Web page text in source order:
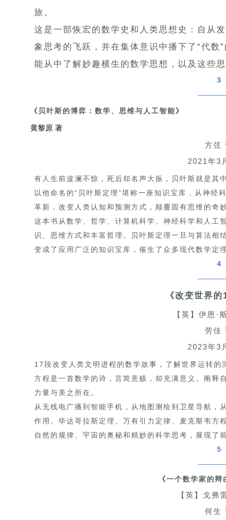
旅。
这是一部恢宏的数学史和人类思想史：自从
象思考的飞跃，并在集体意识中播下了“代
能从中了解妙趣横生的数学思想，以及这些
3
《贝叶斯的博弈：数学、思维与人工智能》
黄黎原 著
方弦
2021年3
有人生前波澜不惊，死后却名声大振，贝叶斯就是其
以他命名的“贝叶斯定理”堪称一座知识宝库，从神经
革新，改变人类认知和预测方式，颠覆固有思维的奇
这本书从数学、哲学、计算机科学、神经科学和人工
识、思维方式和丰富哲理。贝叶斯定理一旦与算法相
变成了应用广泛的知识宝库，催生了众多现代数学定
4
《改变世界
【英】伊恩·
劳佳
2023年3
17段改变人类文明进程的数学故事，了解世界运转的
方程是一首数学的诗，言简意赅，却充满意义。阐释
力量与美之所在。
从无线电广播到智能手机，从地图测绘到卫星导航，
作用。毕达哥拉斯定理、万有引力定律、麦克斯韦
自然的规律、宇宙的奥秘和精妙的科学思考，展现了
5
《一个数学家的
【英】戈弗
何生